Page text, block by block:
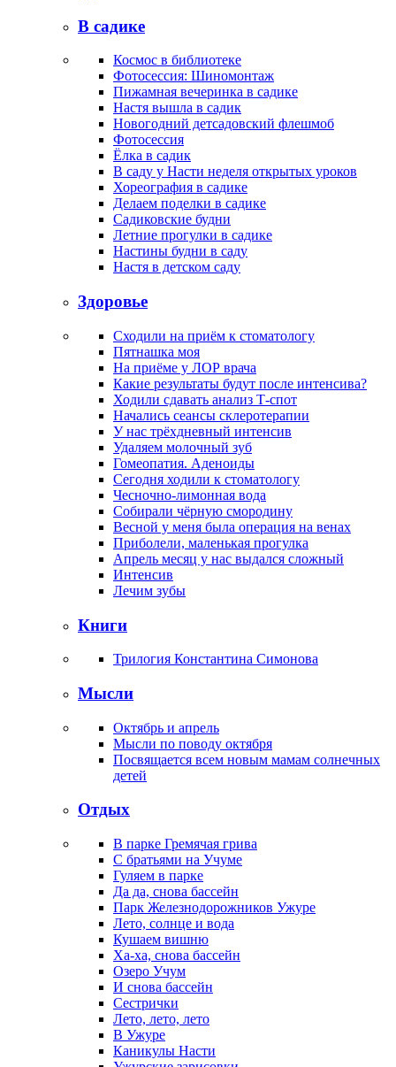
В садике
Космос в библиотеке
Фотосессия: Шиномонтаж
Пижамная вечеринка в садике
Настя вышла в садик
Новогодний детсадовский флешмоб
Фотосессия
Ёлка в садик
В саду у Насти неделя открытых уроков
Хореография в садике
Делаем поделки в садике
Садиковские будни
Летние прогулки в садике
Настины будни в саду
Настя в детском саду
Здоровье
Сходили на приём к стоматологу
Пятнашка моя
На приёме у ЛОР врача
Какие результаты будут после интенсива?
Ходили сдавать анализ Т-спот
Начались сеансы склеротерапии
У нас трёхдневный интенсив
Удаляем молочный зуб
Гомеопатия. Аденоиды
Сегодня ходили к стоматологу
Чесночно-лимонная вода
Собирали чёрную смородину
Весной у меня была операция на венах
Приболели, маленькая прогулка
Апрель месяц у нас выдался сложный
Интенсив
Лечим зубы
Книги
Трилогия Константина Симонова
Мысли
Октябрь и апрель
Мысли по поводу октября
Посвящается всем новым мамам солнечных
детей
Отдых
В парке Гремячая грива
С братьями на Учуме
Гуляем в парке
Да да, снова бассейн
Парк Железнодорожников Ужуре
Лето, солнце и вода
Кушаем вишню
Ха-ха, снова бассейн
Озеро Учум
И снова бассейн
Сестрички
Лето, лето, лето
В Ужуре
Каникулы Насти